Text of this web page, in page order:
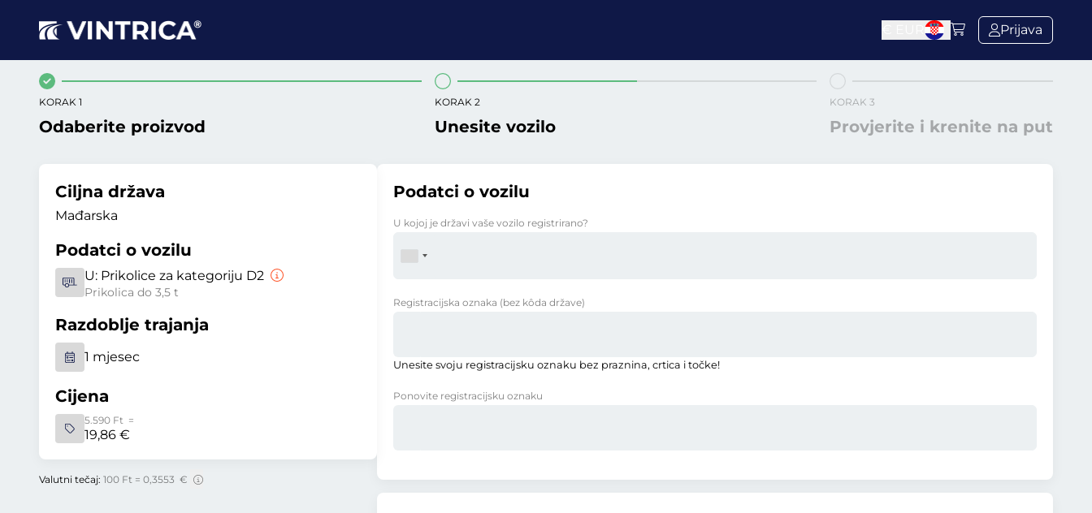
Prijava
KORAK 1
Odaberite proizvod
KORAK 2
Unesite vozilo
KORAK 3
Provjerite i krenite na put
Ciljna država
Mađarska
Podatci o vozilu
U: Prikolice za kategoriju D2
Prikolica do 3,5 t
Razdoblje trajanja
1 mjesec
Cijena
5.590 Ft =
19,86 €
Valutni tečaj: 100 Ft = 0,3553 €
Podatci o vozilu
U kojoj je državi vaše vozilo registrirano?
Registracijska oznaka (bez kôda države)
Unesite svoju registracijsku oznaku bez praznina, crtica i točke!
Ponovite registracijsku oznaku